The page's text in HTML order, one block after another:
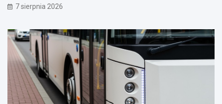
7 sierpnia 2026